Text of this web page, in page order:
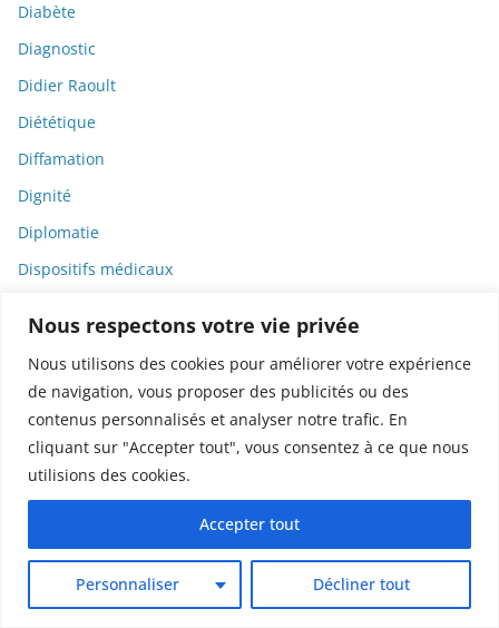
Nous respectons votre vie privée
Nous utilisons des cookies pour améliorer votre expérience
de navigation, vous proposer des publicités ou des
contenus personnalisés et analyser notre trafic. En
cliquant sur "Accepter tout", vous consentez à ce que nous
utilisions des cookies.
Personnaliser Décliner tout
Accepter tout
Diabète
Diagnostic
Didier Raoult
Diététique
Diffamation
Dignité
Diplomatie
Dispositifs médicaux
DODGE
Donald Trump
Droit